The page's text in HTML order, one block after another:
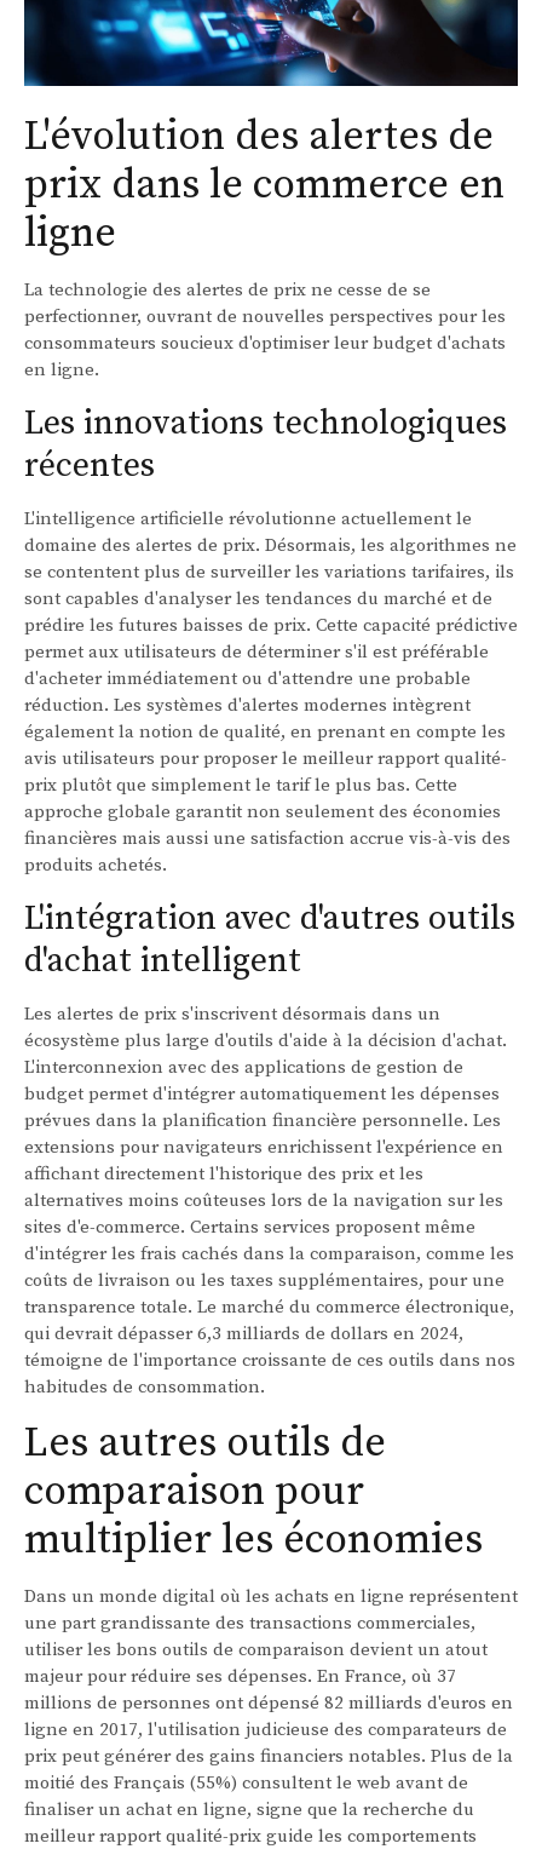
L'évolution des alertes de
prix dans le commerce en
ligne
La technologie des alertes de prix ne cesse de se
perfectionner, ouvrant de nouvelles perspectives pour les
consommateurs soucieux d'optimiser leur budget d'achats
en ligne.
Les innovations technologiques
récentes
L'intelligence artificielle révolutionne actuellement le
domaine des alertes de prix. Désormais, les algorithmes ne
se contentent plus de surveiller les variations tarifaires, ils
sont capables d'analyser les tendances du marché et de
prédire les futures baisses de prix. Cette capacité prédictive
permet aux utilisateurs de déterminer s'il est préférable
d'acheter immédiatement ou d'attendre une probable
réduction. Les systèmes d'alertes modernes intègrent
également la notion de qualité, en prenant en compte les
avis utilisateurs pour proposer le meilleur rapport qualité-
prix plutôt que simplement le tarif le plus bas. Cette
approche globale garantit non seulement des économies
financières mais aussi une satisfaction accrue vis-à-vis des
produits achetés.
L'intégration avec d'autres outils
d'achat intelligent
Les alertes de prix s'inscrivent désormais dans un
écosystème plus large d'outils d'aide à la décision d'achat.
L'interconnexion avec des applications de gestion de
budget permet d'intégrer automatiquement les dépenses
prévues dans la planification financière personnelle. Les
extensions pour navigateurs enrichissent l'expérience en
affichant directement l'historique des prix et les
alternatives moins coûteuses lors de la navigation sur les
sites d'e-commerce. Certains services proposent même
d'intégrer les frais cachés dans la comparaison, comme les
coûts de livraison ou les taxes supplémentaires, pour une
transparence totale. Le marché du commerce électronique,
qui devrait dépasser 6,3 milliards de dollars en 2024,
témoigne de l'importance croissante de ces outils dans nos
habitudes de consommation.
Les autres outils de
comparaison pour
multiplier les économies
Dans un monde digital où les achats en ligne représentent
une part grandissante des transactions commerciales,
utiliser les bons outils de comparaison devient un atout
majeur pour réduire ses dépenses. En France, où 37
millions de personnes ont dépensé 82 milliards d'euros en
ligne en 2017, l'utilisation judicieuse des comparateurs de
prix peut générer des gains financiers notables. Plus de la
moitié des Français (55%) consultent le web avant de
finaliser un achat en ligne, signe que la recherche du
meilleur rapport qualité-prix guide les comportements